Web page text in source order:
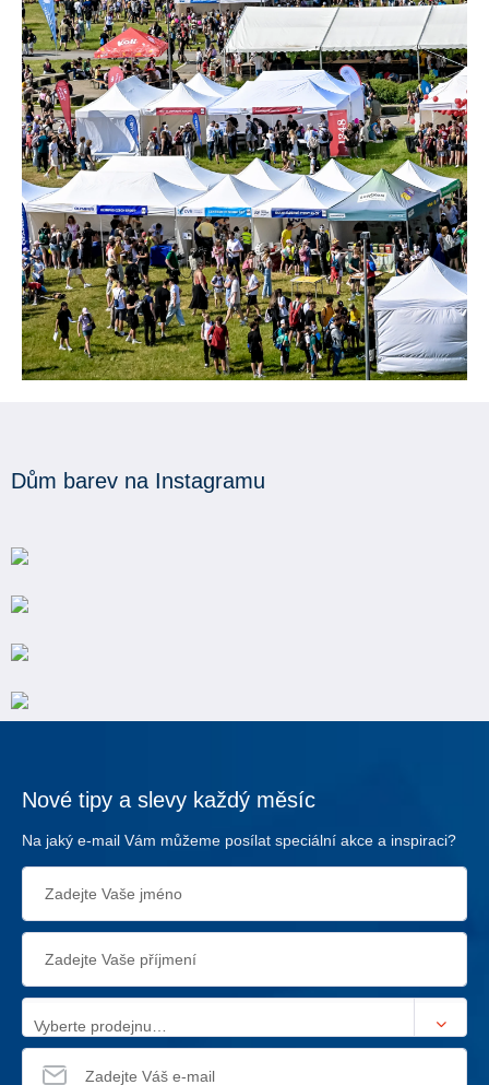
Dům barev na Instagramu
Nové tipy a slevy každý měsíc
Na jaký e-mail Vám můžeme posílat speciální akce a inspiraci?
Vyberte prodejnu…